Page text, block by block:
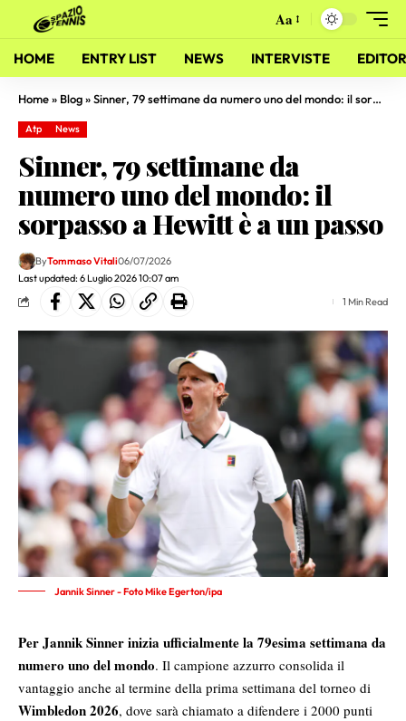
Aa
HOME ENTRY LIST NEWS INTERVISTE
Home» Blog»Sinner, 79 settimane da numero uno del mondo: il sorpasso a Hewitt è a un passo
Atp News
Sinner, 79 settimane da
numero uno del mondo: il
sorpasso a Hewitt è a un passo
Last updated: 6 Luglio 2026 10:07 am
ByTommaso Vitali06/07/2026
1 Min Read
Jannik Sinner - Foto Mike Egerton/ipa
Per Jannik Sinner inizia ufficialmente la 79esima settimana da
numero uno del mondo. Il campione azzurro consolida il
vantaggio anche al termine della prima settimana del torneo di
Wimbledon2026, dove sarà chiamato a difendere i 2000 punti